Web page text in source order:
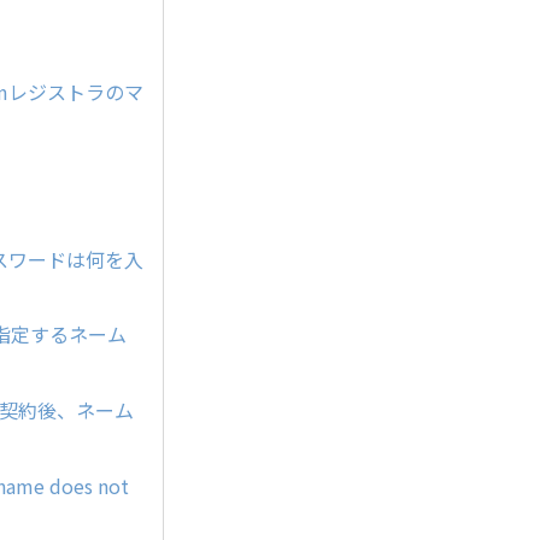
ジストラのマ
ードは何を入
定するネーム
約後、ネーム
does not